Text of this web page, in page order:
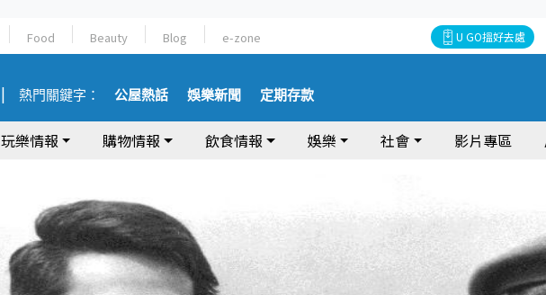
Food Beauty Blog e-zone U GO搵好去處
熱門關鍵字： 公屋熱話 娛樂新聞 定期存款
玩樂情報 購物情報 飲食情報 娛樂 社會 影片專區